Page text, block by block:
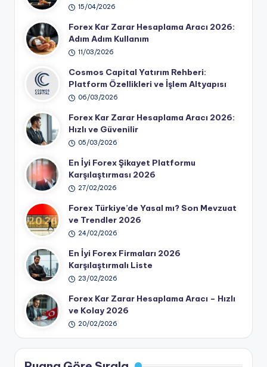
15/04/2026
Forex Kar Zarar Hesaplama Aracı 2026:
Adım Adım Kullanım
11/03/2026
Cosmos Capital Yatırım Rehberi:
Platform Özellikleri ve İşlem Altyapısı
06/03/2026
Forex Kar Zarar Hesaplama Aracı 2026:
Hızlı ve Güvenilir
05/03/2026
En İyi Forex Şikayet Platformu
Karşılaştırması 2026
27/02/2026
Forex Türkiye’de Yasal mı? Son Mevzuat
ve Trendler 2026
24/02/2026
En İyi Forex Firmaları 2026
Karşılaştırmalı Liste
23/02/2026
Forex Kar Zarar Hesaplama Aracı – Hızlı
ve Kolay 2026
20/02/2026